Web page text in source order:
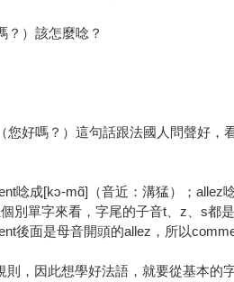
？）該怎麼唸？
您好嗎？）這句話跟法國人問聲好
唸成[kɔ-mɑ̃]（音近：溝猛）；allez
別單字來看，字尾的子音t、z、s都是
後面是母音開頭的allez，所以
則，因此想學好法語，就要從基本